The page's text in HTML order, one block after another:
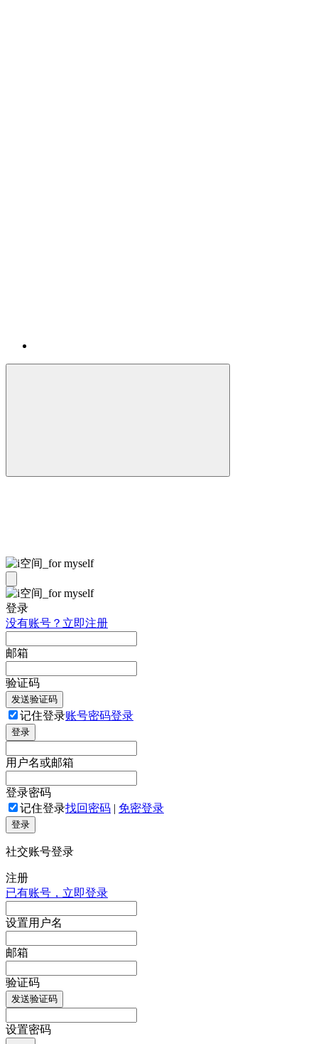
登录
没有账号？立即注册
邮箱
验证码
发送验证码
记住登录账号密码登录
登录
用户名或邮箱
登录密码
记住登录找回密码 | 免密登录
登录
社交账号登录
注册
已有账号，立即登录
设置用户名
邮箱
验证码
发送验证码
设置密码